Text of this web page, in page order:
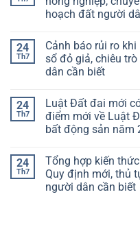
hoạch đất người
24
Th7
Cảnh báo rủi ro
sổ đỏ giả, chiêu
dân cần biết
24
Th7
Luật Đất đai mới
điểm mới về Luật
bất động sản năm
24
Th7
Tổng hợp kiến
Quy định mới, thủ
người dân cần biết